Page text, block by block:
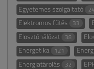
Egyetemes szolgáltató 24
Elektromos fűtés 33
Elosztóhálózat 38
Energetika 121
Energiatárolás 32